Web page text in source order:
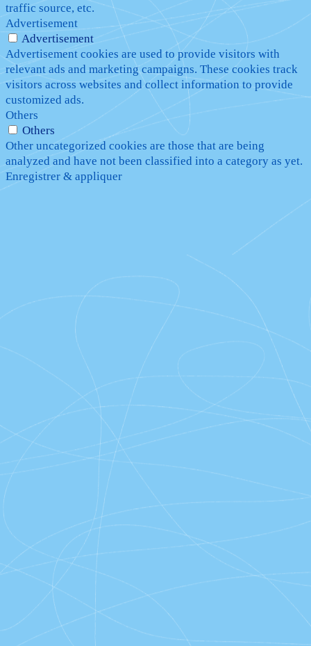
traffic source, etc.
Advertisement
Advertisement
Advertisement cookies are used to provide visitors with
relevant ads and marketing campaigns. These cookies track
visitors across websites and collect information to provide
customized ads.
Others
Others
Other uncategorized cookies are those that are being
analyzed and have not been classified into a category as yet.
Enregistrer & appliquer